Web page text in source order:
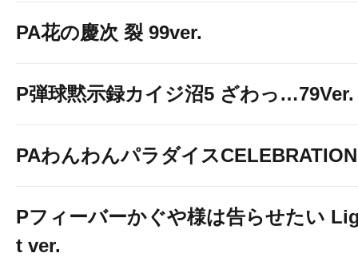
PA花の慶次 裂 99ver.
P弾球黙示録カイジ沼5 ざわっ…79Ver.
PAわんわんパラダイスCELEBRATION
Pフィーバーかぐや様は告らせたい
t ver.